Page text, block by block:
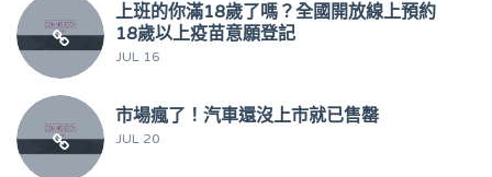
上班的你滿18歲了嗎？全國開放線上預約
18歲以上疫苗意願登記
JUL 16
市場瘋了！汽車還沒上市就已售罄
JUL 20